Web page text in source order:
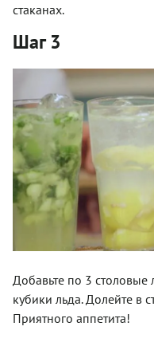
стаканах.
Шаг 3
Добавьте по 3
кубики льда. Долейте в
Приятного аппетита!